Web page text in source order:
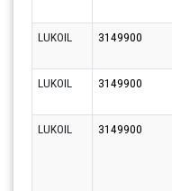
LUKOIL
3149900
LUKOIL
3149900
LUKOIL
3149900